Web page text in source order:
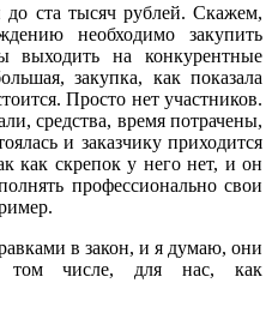
до ста тысяч рублей. Скажем,
необходимо закупить
выходить на конкурентные
закупка, как показала
Просто нет участников.
средства, время потрачены,
и заказчику приходится
как скрепок у него нет, и он
профессионально свои
в закон, и я думаю, они
том числе, для нас, как